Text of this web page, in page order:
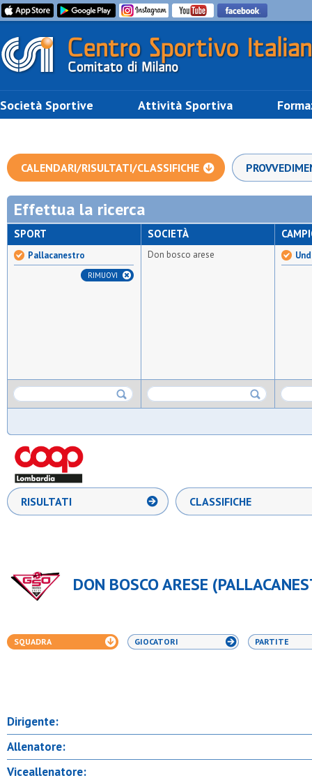
Società Sportive Attività Sportiva
CALENDARI/RISULTATI/CLASSIFICHE
Effettua la ricerca
SPORT
Pallacanestro
RIMUOVI
SOCIETÀ
Don bosco arese
RISULTATI CLASSIFICHE
DON BOSCO ARESE
SQUADRA GIOCATORI PARTITE
Dirigente:
Allenatore:
Viceallenatore: